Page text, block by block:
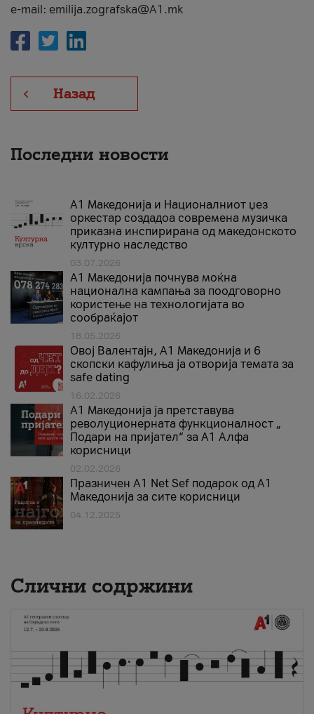
e-mail: emilija.zografska@A1.mk
Назад
Последни новости
А1 Македонија и Националниот џез
оркестар создадоа современа музичка
приказна инспирирана од македонското
културно наследство
03.07.2026
A1 Македонија почнува моќна
национална кампања за поодговорно
користење на технологијата во
сообраќајот
18.05.2026
Овој Валентајн, A1 Македонија и 6
скопски кафулиња ја отворија темата за
safe dating
16.02.2026
А1 Македонија ја претставува
револуционерната функционалност „
Подари на пријател“ за А1 Алфа
корисници
02.02.2026
Празничен A1 Net Sеf подарок од А1
Македонија за сите корисници
04.12.2025
Слични содржини